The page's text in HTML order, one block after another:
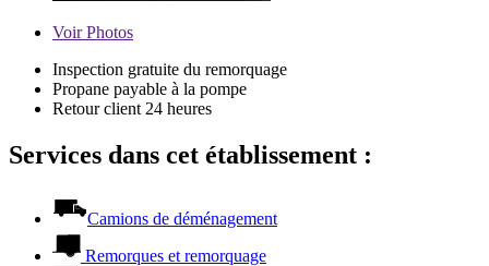
VoirPhotos
Inspection gratuite du remorquage
Propane payable à la pompe
Retour client 24 heures
Services dans cet établissement :
Camions de déménagement
Remorques et remorquage